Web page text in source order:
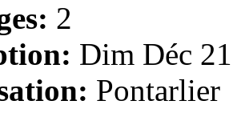
2
Dim Déc
Pontarlier